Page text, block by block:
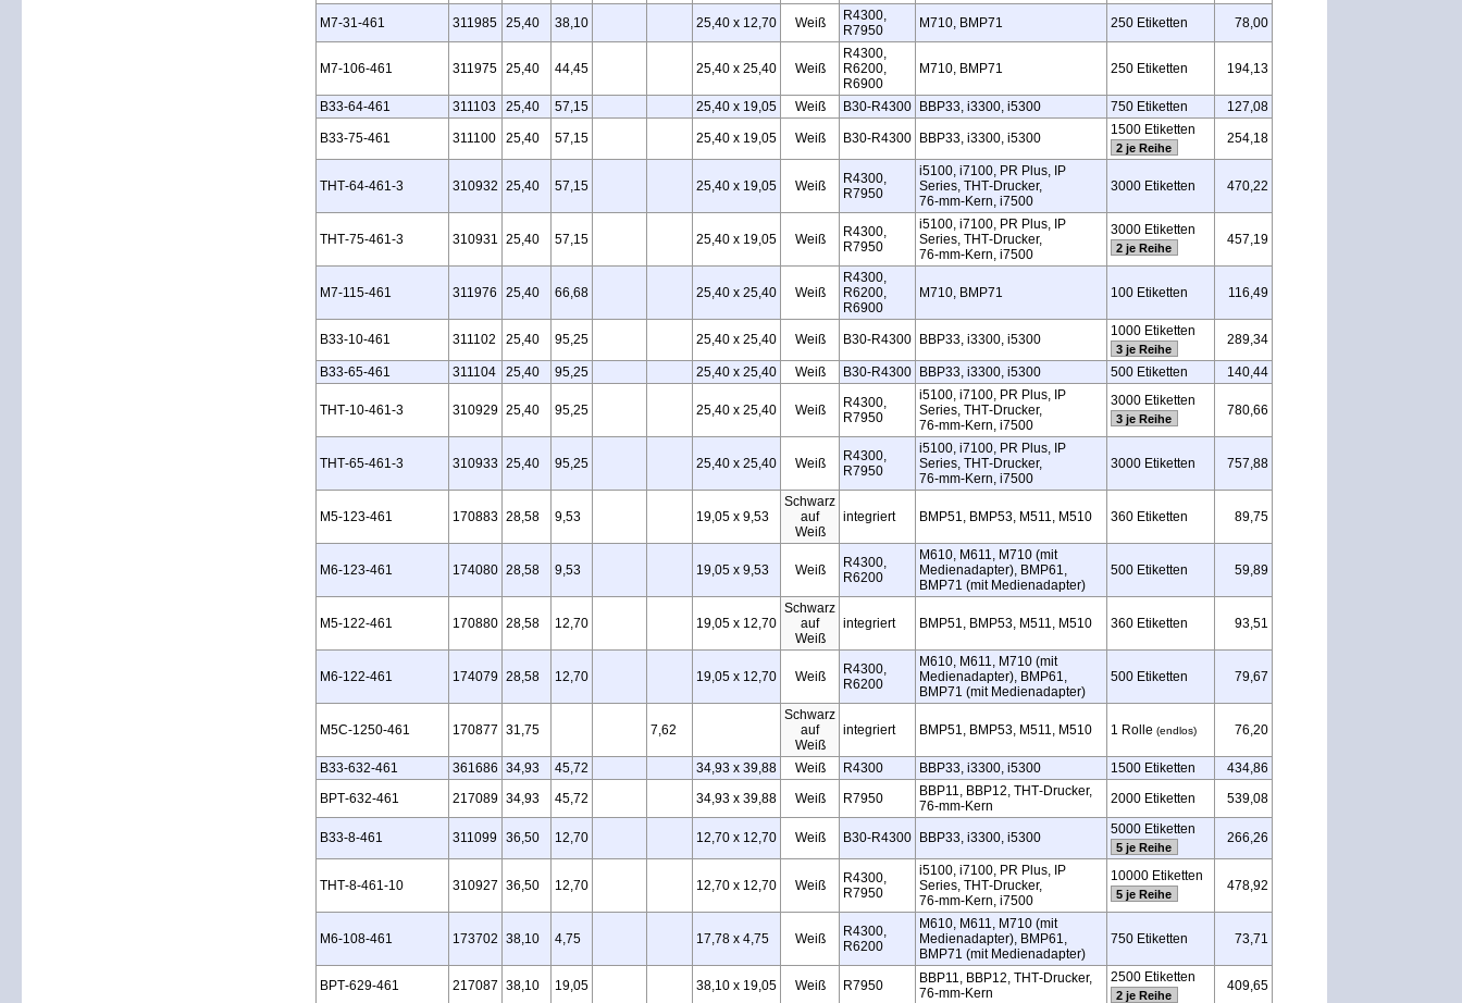
M7‑31‑461 311985 25,40 38,10 25,40 x 12,70 Weiß
R4300,
R7950
M710, BMP71 250 Etiketten 78,00
M7‑106‑461 311975 25,40 44,45 25,40 x 25,40 Weiß
R4300,
R6200,
R6900
M710, BMP71 250 Etiketten 194,13
B33‑64‑461 311103 25,40 57,15 25,40 x 19,05 Weiß B30‑R4300 BBP33, i3300, i5300 750 Etiketten 127,08
B33‑75‑461 311100 25,40 57,15 25,40 x 19,05 Weiß B30‑R4300 BBP33, i3300, i5300
1500 Etiketten
2 je Reihe
254,18
THT‑64‑461‑3 310932 25,40 57,15 25,40 x 19,05 Weiß
R4300,
R7950
i5100, i7100, PR Plus, IP
Series, THT‑Drucker,
76‑mm‑Kern, i7500
3000 Etiketten 470,22
THT‑75‑461‑3 310931 25,40 57,15 25,40 x 19,05 Weiß
R4300,
R7950
i5100, i7100, PR Plus, IP
Series, THT‑Drucker,
76‑mm‑Kern, i7500
3000 Etiketten
2 je Reihe
457,19
M7‑115‑461 311976 25,40 66,68 25,40 x 25,40 Weiß
R4300,
R6200,
R6900
M710, BMP71 100 Etiketten 116,49
B33‑10‑461 311102 25,40 95,25 25,40 x 25,40 Weiß B30‑R4300 BBP33, i3300, i5300
1000 Etiketten
3 je Reihe
289,34
B33‑65‑461 311104 25,40 95,25 25,40 x 25,40 Weiß B30‑R4300 BBP33, i3300, i5300 500 Etiketten 140,44
THT‑10‑461‑3 310929 25,40 95,25 25,40 x 25,40 Weiß
R4300,
R7950
i5100, i7100, PR Plus, IP
Series, THT‑Drucker,
76‑mm‑Kern, i7500
3000 Etiketten
3 je Reihe
780,66
THT‑65‑461‑3 310933 25,40 95,25 25,40 x 25,40 Weiß
R4300,
R7950
i5100, i7100, PR Plus, IP
Series, THT‑Drucker,
76‑mm‑Kern, i7500
3000 Etiketten 757,88
M5‑123‑461 170883 28,58 9,53 19,05 x 9,53
Schwarz
auf
Weiß
integriert BMP51, BMP53, M511, M510 360 Etiketten 89,75
M6‑123‑461 174080 28,58 9,53 19,05 x 9,53 Weiß
R4300,
R6200
M610, M611, M710 (mit
Medienadapter), BMP61,
BMP71 (mit Medienadapter)
500 Etiketten 59,89
M5‑122‑461 170880 28,58 12,70 19,05 x 12,70
Schwarz
auf
Weiß
integriert BMP51, BMP53, M511, M510 360 Etiketten 93,51
M6‑122‑461 174079 28,58 12,70 19,05 x 12,70 Weiß
R4300,
R6200
M610, M611, M710 (mit
Medienadapter), BMP61,
BMP71 (mit Medienadapter)
500 Etiketten 79,67
M5C‑1250‑461 170877 31,75 7,62
Schwarz
auf
Weiß
integriert BMP51, BMP53, M511, M510 1 Rolle (endlos) 76,20
B33‑632‑461 361686 34,93 45,72 34,93 x 39,88 Weiß R4300 BBP33, i3300, i5300 1500 Etiketten
434,86
BPT‑632‑461
217089 34,93 45,72 34,93 x 39,88 Weiß R7950
BBP11, BBP12, THT‑Drucker,
76‑mm‑Kern
2000 Etiketten 539,08
B33‑8‑461 311099 36,50 12,70 12,70 x 12,70 Weiß B30‑R4300 BBP33, i3300, i5300
5000 Etiketten
5 je Reihe
266,26
THT‑8‑461‑10 310927 36,50 12,70 12,70 x 12,70 Weiß
R4300,
R7950
i5100, i7100, PR Plus, IP
Series, THT‑Drucker,
76‑mm‑Kern, i7500
10000 Etiketten
5 je Reihe
478,92
M6‑108‑461 173702 38,10 4,75 17,78 x 4,75 Weiß
R4300,
R6200
M610, M611, M710 (mit
Medienadapter), BMP61,
BMP71 (mit Medienadapter)
750 Etiketten 73,71
BPT‑629‑461 217087 38,10 19,05 38,10 x 19,05 Weiß R7950
BBP11, BBP12, THT‑Drucker,
76‑mm‑Kern
2500 Etiketten
2 je Reihe
409,65